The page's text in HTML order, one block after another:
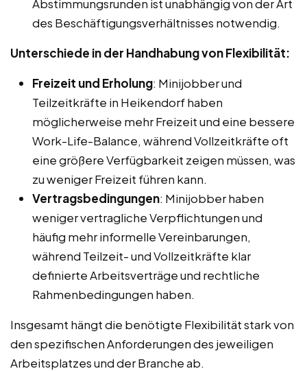
Abstimmungsrunden ist unabhängig von der Art
des Beschäftigungsverhältnisses notwendig.
Unterschiede in der Handhabung von Flexibilität:
Freizeit und Erholung: Minijobber und
Teilzeitkräfte in Heikendorf haben
möglicherweise mehr Freizeit und eine bessere
Work-Life-Balance, während Vollzeitkräfte oft
eine größere Verfügbarkeit zeigen müssen, was
zu weniger Freizeit führen kann.
Vertragsbedingungen: Minijobber haben
weniger vertragliche Verpflichtungen und
häufig mehr informelle Vereinbarungen,
während Teilzeit- und Vollzeitkräfte klar
definierte Arbeitsverträge und rechtliche
Rahmenbedingungen haben.
Insgesamt hängt die benötigte Flexibilität stark von
den spezifischen Anforderungen des jeweiligen
Arbeitsplatzes und der Branche ab.